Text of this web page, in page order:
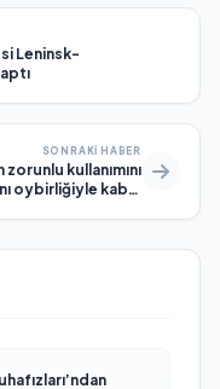
Leninsk-
SONRAKI HABER
kullanımını
oybirliğiyle kabul